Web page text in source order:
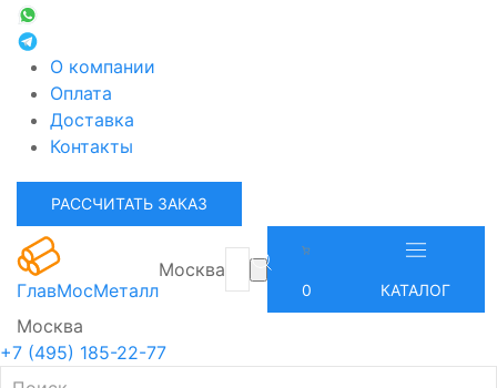
О компании
Оплата
Доставка
Контакты
РАССЧИТАТЬ ЗАКАЗ
ГлавМосМеталл
Москва
0 КАТАЛОГ
Москва
+7 (495) 185-22-77